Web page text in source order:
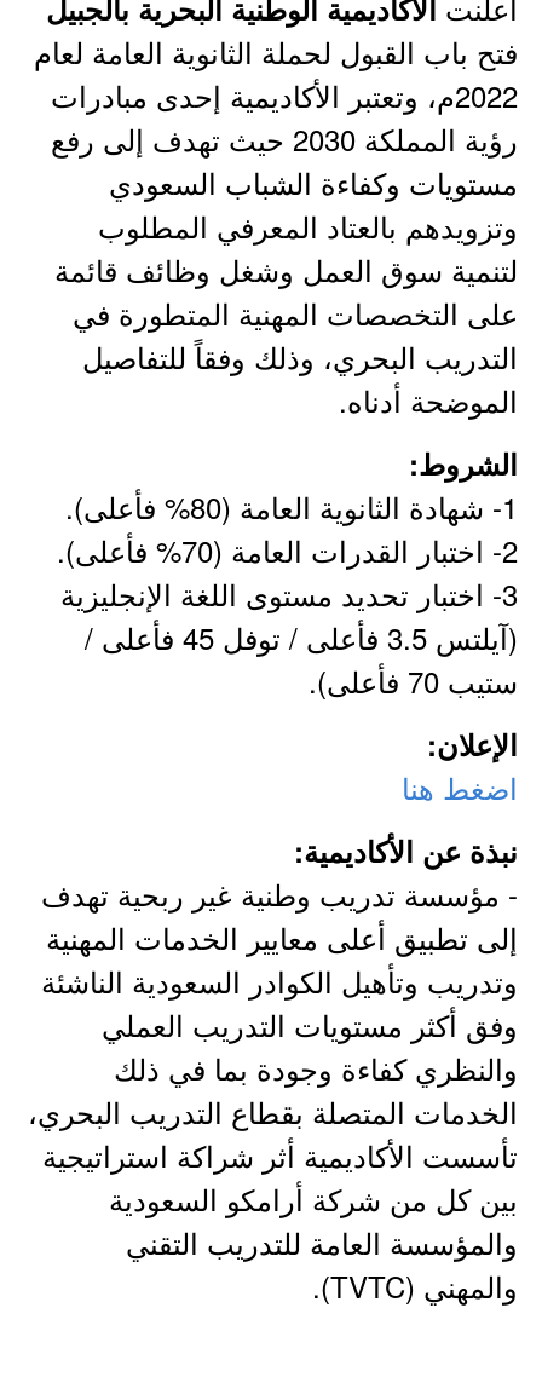
الأكاديمية الوطنية البحرية بالجبيل
فتح باب القبول لحملة الثانوية العامة لعام
2022م، وتعتبر الأكاديمية إحدى مبادرات
رؤية المملكة 2030 حيث تهدف إلى رفع
مستويات وكفاءة الشباب السعودي
وتزويدهم بالعتاد المعرفي المطلوب
لتنمية سوق العمل وشغل وظائف قائمة
على التخصصات المهنية المتطورة في
التدريب البحري، وذلك وفقاً للتفاصيل
الموضحة أدناه.
الشروط:
1- شهادة الثانوية العامة (80% فأعلى).
2- اختبار القدرات العامة (70% فأعلى).
3- اختبار تحديد مستوى اللغة الإنجليزية
(آيلتس 3.5 فأعلى / توفل 45 فأعلى /
ستيب 70 فأعلى).
الإعلان:
اضغط هنا
نبذة عن الأكاديمية:
- مؤسسة تدريب وطنية غير ربحية تهدف
إلى تطبيق أعلى معايير الخدمات المهنية
وتدريب وتأهيل الكوادر السعودية الناشئة
وفق أكثر مستويات التدريب العملي
والنظري كفاءة وجودة بما في ذلك
الخدمات المتصلة بقطاع التدريب البحري،
تأسست الأكاديمية أثر شراكة استراتيجية
بين كل من شركة أرامكو السعودية
والمؤسسة العامة للتدريب التقني
والمهني (TVTC).